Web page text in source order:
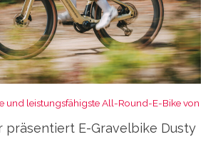
und leistungsfähigste All-Round-E-Bike von
präsentiert E-Gravelbike Dusty